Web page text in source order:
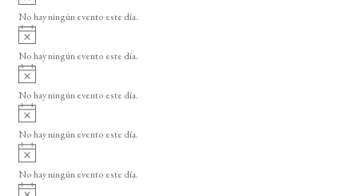
o
v
i
o
No hay ningún evento este día.
A
v
i
o
No hay ningún evento este día.
A
v
i
o
No hay ningún evento este día.
A
v
i
o
No hay ningún evento este día.
A
v
i
No hay ningún evento este día.
A